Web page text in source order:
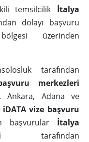
temsilcilik İtalya
dolayı başvuru
üzerinden
tarafından
merkezleri
Ankara, Adana ve
iDATA vize başvuru
başvurular İtalya
tarafından